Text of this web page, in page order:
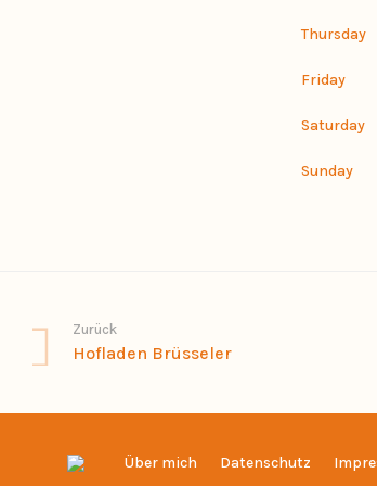
Thursday
Friday
Saturday
Sunday
Zurück
Hofladen Brüsseler
Über mich Datenschutz